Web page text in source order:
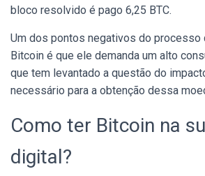
bloco resolvido é pago 6,25 BTC.
Um dos pontos negativos do processo
Bitcoin é que ele demanda um alto
que tem levantado a questão do
necessário para a obtenção dessa
Como ter Bitcoin na
digital?